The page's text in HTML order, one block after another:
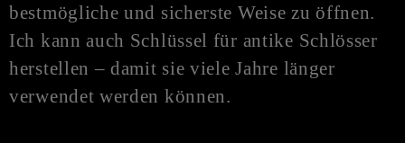
bestmögliche und sicherste Weise zu öffnen.
Ich kann auch Schlüssel für antike Schlösser
herstellen – damit sie viele Jahre länger
verwendet werden können.